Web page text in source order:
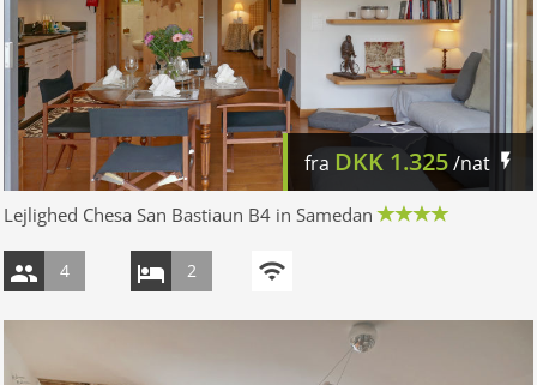
fra DKK 1.325/nat
Lejlighed Chesa San Bastiaun B4 in Samedan
4 2